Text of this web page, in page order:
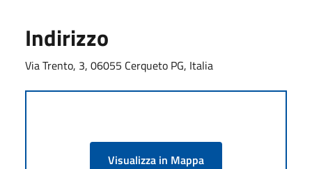
Indirizzo
Via Trento, 3, 06055 Cerqueto PG, Italia
Visualizza in Mappa